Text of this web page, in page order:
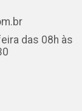
das 08h às